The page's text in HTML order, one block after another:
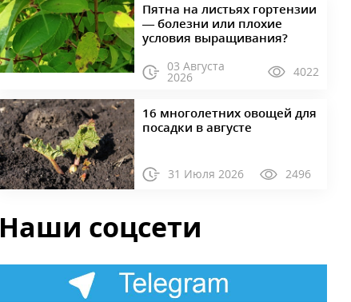
Пятна на листьях гортензии
— болезни или плохие
условия выращивания?
03 Августа
2026 4022
16 многолетних овощей для
посадки в августе
31 Июля 2026 2496
Наши соцсети